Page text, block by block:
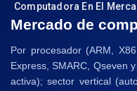
Computadora En El
Mercado de
Por procesador (ARM,
Express, SMARC, Qseven
activa); sector vertical